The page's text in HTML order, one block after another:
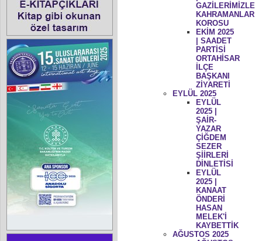
GAZİLERİMİZLE
KAHRAMANLAR
KOROSU
EKİM 2025
| SAADET
PARTİSİ
ORTAHİSAR
İLÇE
BAŞKANI
ZİYARETİ
EYLÜL 2025
EYLÜL
2025 |
ŞAİR-
YAZAR
ÇİĞDEM
SEZER
ŞİİRLERİ
DİNLETİSİ
EYLÜL
2025 |
KANAAT
ÖNDERİ
HASAN
MELEK'İ
KAYBETTİK
AĞUSTOS 2025